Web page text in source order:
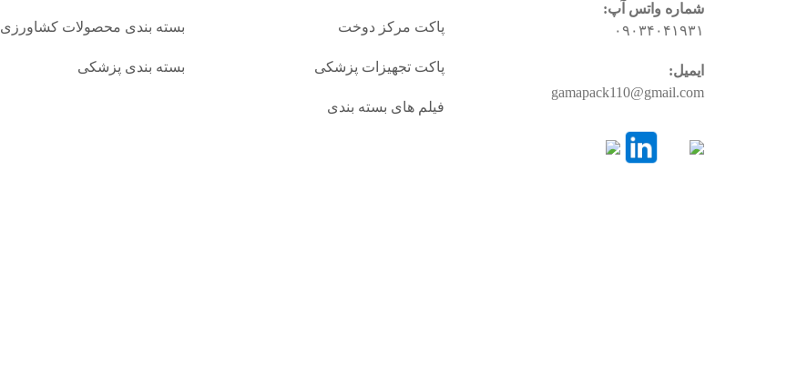
شماره واتس آپ:
۰۹۰۳۴۰۴۱۹۳۱
ایمیل:
gamapack110@gmail.com
پاکت مرکز دوخت
پاکت تجهیزات پزشکی
فیلم های بسته‌ بندی
بسته بندی محصولات کشاورزی
بسته بندی پزشکی